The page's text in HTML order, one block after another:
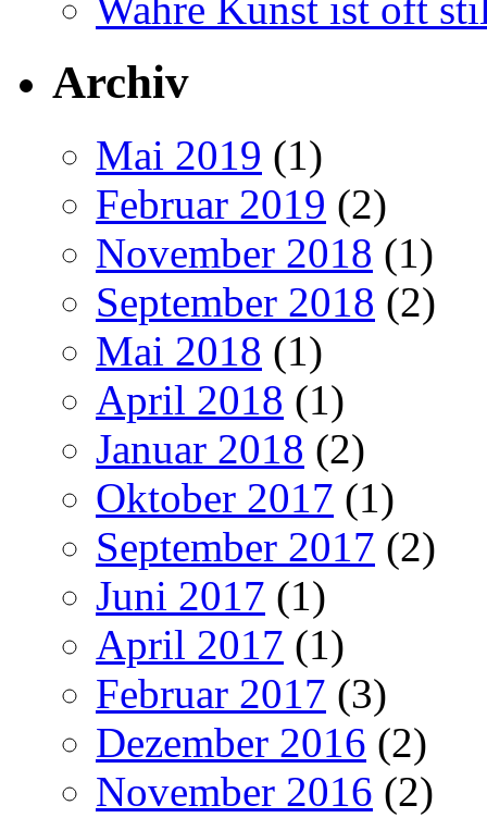
Archiv
Mai 2019 (1)
Februar 2019 (2)
November 2018 (1)
September 2018 (2)
Mai 2018 (1)
April 2018 (1)
Januar 2018 (2)
Oktober 2017 (1)
September 2017 (2)
Juni 2017 (1)
April 2017 (1)
Februar 2017 (3)
Dezember 2016 (2)
November 2016 (2)